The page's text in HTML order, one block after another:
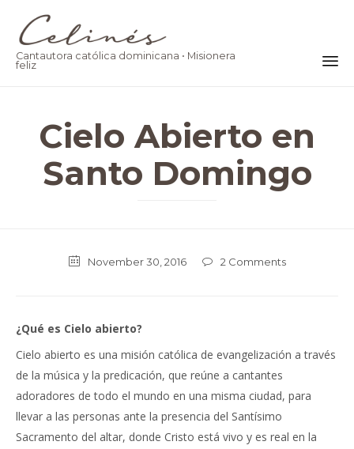
Cantautora católica dominicana • Misionera
feliz
Cielo Abierto en
Santo Domingo
November 30, 2016  2 Comments
¿Qué es Cielo abierto?
Cielo abierto es una misión católica de evangelización a través
de la música y la predicación, que reúne a cantantes
adoradores de todo el mundo en una misma ciudad, para
llevar a las personas ante la presencia del Santísimo
Sacramento del altar, donde Cristo está vivo y es real en la